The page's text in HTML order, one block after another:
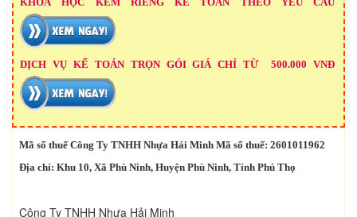
DỊCH VỤ KẾ TOÁN TRỌN GÓI GIÁ CHỈ TỪ 500.000 VNĐ
Mã số thuế Công Ty TNHH Nhựa Hải Minh Mã số thuế: 2601011962
Địa chỉ: Khu 10, Xã Phù Ninh, Huyện Phù Ninh, Tỉnh Phú Thọ
Công Ty TNHH Nhựa Hải Minh